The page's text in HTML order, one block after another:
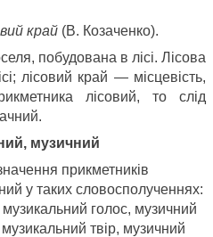
край (В. Козаченко).
побудована в лісі. Лісова
лісовий край — місцевість,
лісовий, то слід
музичний
прикметників
у таких словосполученнях:
голос, музичний
музикальний твір, музичний